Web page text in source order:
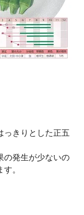
っきりとした正五
の発生が少ないの
。